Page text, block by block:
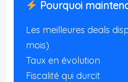
Pourquoi
Les meilleures deals
mois)
Taux en évolution
Fiscalité qui durcit